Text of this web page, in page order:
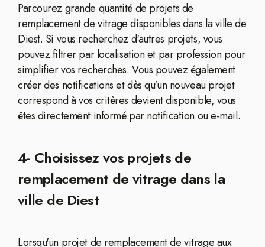
Parcourez grande quantité de projets de
remplacement de vitrage disponibles dans la ville de
Diest. Si vous recherchez d'autres projets, vous
pouvez filtrer par localisation et par profession pour
simplifier vos recherches. Vous pouvez également
créer des notifications et dès qu'un nouveau projet
correspond à vos critères devient disponible, vous
êtes directement informé par notification ou e-mail.
4- Choisissez vos projets de
remplacement de vitrage dans la
ville de Diest
Lorsqu'un projet de remplacement de vitrage aux